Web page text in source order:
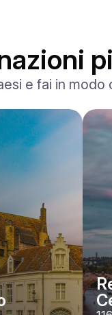
1500€ / giorno
e fai in